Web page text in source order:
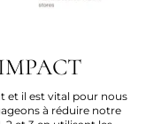
et il est vital pour nous
à réduire notre